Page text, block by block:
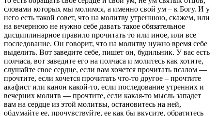
словами которых мы молимся, а именно свой ум – к Богу. И у
него есть такой совет, что на молитву утреннюю, скажем, или
на вечернюю не нужно себе давать такое обязательное
дисциплинарное правило прочитать то или иное, или все
последование. Он говорит, что на молитву нужно время себе
выделить. Вот заведите себе, пишет он, будильник. У вас есть
полчаса, вот заведите его на полчаса и молитесь как хотите,
слушайте свое сердце, если вам хочется прочитать псалом —
прочтите, если хочется прочитать что-то другое – прочтите
акафист или канон какой-то, если последование утренних и
вечерних молитв — прочтите, если какая-то мысль западет
вам на сердце из этой молитвы, остановитесь на ней,
обдумайте ее, прочувствуйте, ее как бы вкусите, обратитесь